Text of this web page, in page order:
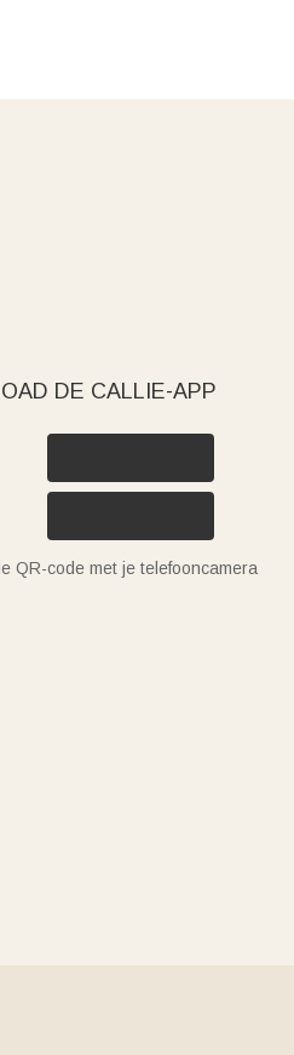
DE CALLIE-APP
QR-code met je telefooncamera